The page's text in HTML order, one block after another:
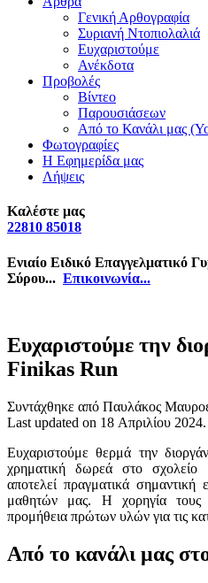
Γενική Αρθογραφία
Συριανή Ντοπιολαλιά
Ευχαριστούμε
Ανέκδοτα
Προβολές
Βίντεο
Παρουσιάσεων
Από το Κανάλι μας
Φωτογραφίες
Η Εφημερίδα μας
Λήψεις
Καλέστε μας
22810 85018
Ενιαίο Ειδικό Επαγγελματικό
Σύρου... Επικοινωνία...
Ευχαριστούμε την
Finikas Run
Συντάχθηκε από Παυλάκος
Last updated on 18 Απριλίου 2024
Ευχαριστούμε θερμά την
χρηματική δωρεά στο
αποτελεί πραγματικά
μαθητών μας. Η χορηγία τους
προμήθεια πρώτων υλών για τις
Από το κανάλι μας